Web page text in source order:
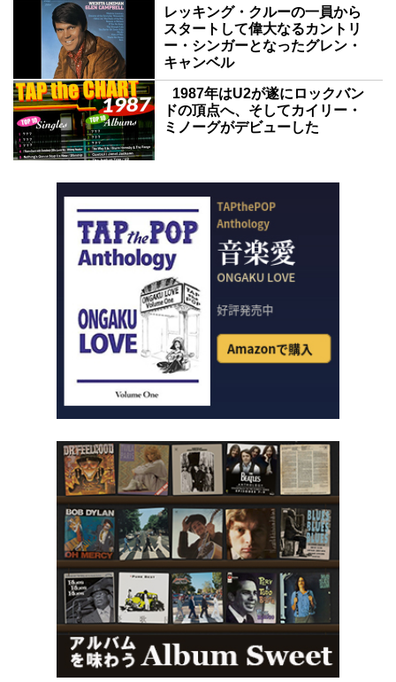
レッキング・クルーの一員から
スタートして偉大なるカントリ
ー・シンガーとなったグレン・
キャンベル
1987年はU2が遂にロックバン
ドの頂点へ、そしてカイリー・
ミノーグがデビューした